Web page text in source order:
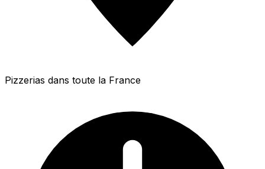
Pizzerias dans toute la France